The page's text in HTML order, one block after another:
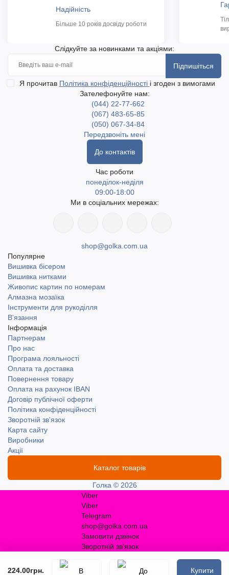
224.00грн. Купити
Надійність
Більше 10 років досвіду роботи
Слідкуйте за новинками та акціями:
Підпишіться
Я прочитав Політика конфіденційності і згоден з вимогами
Зателефонуйте нам:
(044) 22-77-662
(067) 483-65-85
(050) 067-34-84
Передзвоніть мені
До контактів
Час роботи
понеділок-неділя
09:00-18:00
Ми в соціальних мережах:
shop@golka.com.ua
Популярне
Вишивка бісером
Вишивка нитками
Живопис картин по номерам
Алмазна мозаїка
Інструменти для рукоділля
В'язання
Інформація
Партнерам
Про нас
Програма лояльності
Оплата та доставка
Повернення товару
Оплата на рахунок IBAN
Договір публічної оферти
Політика конфіденційності
Зворотній зв'язок
Карта сайту
Виробники
Акції
Каталог товарів
Голка © 2026
Viber
Viber
Telegram
shop@golka.com.ua
Замовити дзвінок
Зворотній зв'язок